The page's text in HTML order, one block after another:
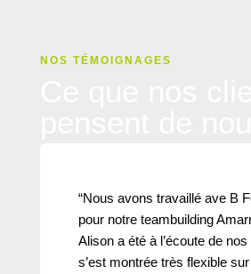
NOS TÉMOIGNAGES
“Nous avons travaillé ave B
pour notre teambuilding
Alison a été à l’écoute de
s’est montrée très flexible